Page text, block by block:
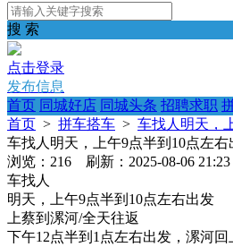
搜 索
点击登录
发布信息
首页 同城好店 同城头条 招聘求职
首页 > 拼车搭车 > 车找人明天，
车找人明天，上午9点半到10点左
浏览：216 刷新：2025-08-06 21:23
车找人
明天，上午9点半到10点左右出发
上蔡到漯河/全天往返
下午12点半到1点左右出发，漯河